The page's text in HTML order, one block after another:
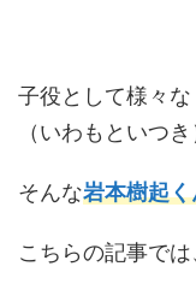
子役として様々
（いわもといつき
そんな岩本樹起
こちらの記事では